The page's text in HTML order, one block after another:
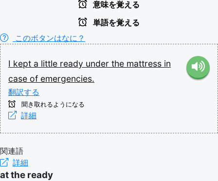
意味を覚える
単語を覚える
このボタンはなに？
I kept a little ready under the mattress in
case of emergencies.
翻訳する
聞き取れるようになる
詳細
関連語
詳細
at the ready